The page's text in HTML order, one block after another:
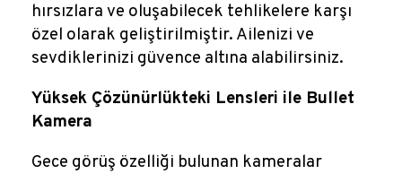
hırsızlara ve oluşabilecek tehlikelere karşı
özel olarak geliştirilmiştir. Ailenizi ve
sevdiklerinizi güvence altına alabilirsiniz.
Yüksek Çözünürlükteki Lensleri ile Bullet
Kamera
Gece görüş özelliği bulunan kameralar